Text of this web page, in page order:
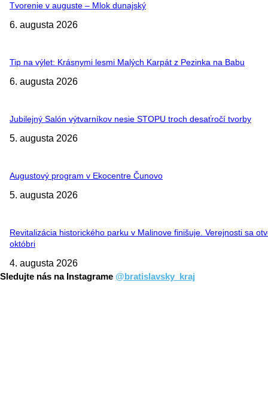
Tvorenie v auguste – Mlok dunajský
6. augusta 2026
Tip na výlet: Krásnymi lesmi Malých Karpát z Pezinka na Babu
6. augusta 2026
Jubilejný Salón výtvarníkov nesie STOPU troch desaťročí tvorby
5. augusta 2026
Augustový program v Ekocentre Čunovo
5. augusta 2026
Revitalizácia historického parku v Malinove finišuje. Verejnosti sa
októbri
4. augusta 2026
Sledujte nás na Instagrame @bratislavsky_kraj